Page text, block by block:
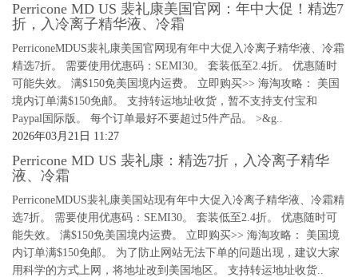
Perricone MD US 裴礼康美国官网：年中大促！精选7
折，入冷离子精华液、冷霜
PerriconeMDUS裴礼康美国官网现有年中大促入冷离子精华液、冷霜
精选7折。 需要使用优惠码：SEMI30。 套装低至2.4折。 优惠随时
可能失效。 满$150免美国境内运费。 立即购买>> 海淘攻略： 美国
境内订单满$150免邮。 支持转运地址收货，暂不支持支付宝和
Paypal国际版。 每个订单最好不要超过5件产品。 >&g..
2026年03月21日 11:27
Perricone MD US 裴礼康：精选7折，入冷离子精华
液、冷霜
PerriconeMDUS裴礼康美国站现有年中大促入冷离子精华液、冷霜精
选7折。 需要使用优惠码：SEMI30。 套装低至2.4折。 优惠随时可
能失效。 满$150免美国境内运费。 立即购买>> 海淘攻略： 美国境
内订单满$150免邮。 为了防止网站无法下单的问题出现，建议大家
用科学的方式上网，将地址改到美国地区。 支持转运地址收货..